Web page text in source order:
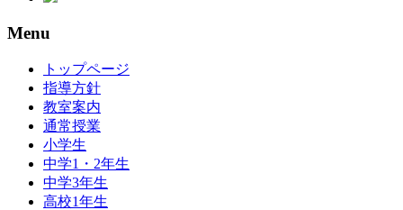
Menu
トップページ
指導方針
教室案内
通常授業
小学生
中学1・2年生
中学3年生
高校1年生